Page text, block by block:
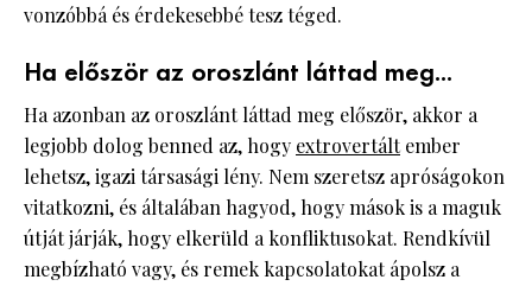
vonzóbbá és érdekesebbé tesz téged.
Ha először az oroszlánt láttad meg...
Ha azonban az oroszlánt láttad meg először, akkor a
legjobb dolog benned az, hogy extrovertáltember
lehetsz, igazi társasági lény. Nem szeretsz apróságokon
vitatkozni, és általában hagyod, hogy mások is a maguk
útját járják, hogy elkerüld a konfliktusokat. Rendkívül
megbízható vagy, és remek kapcsolatokat ápolsz a